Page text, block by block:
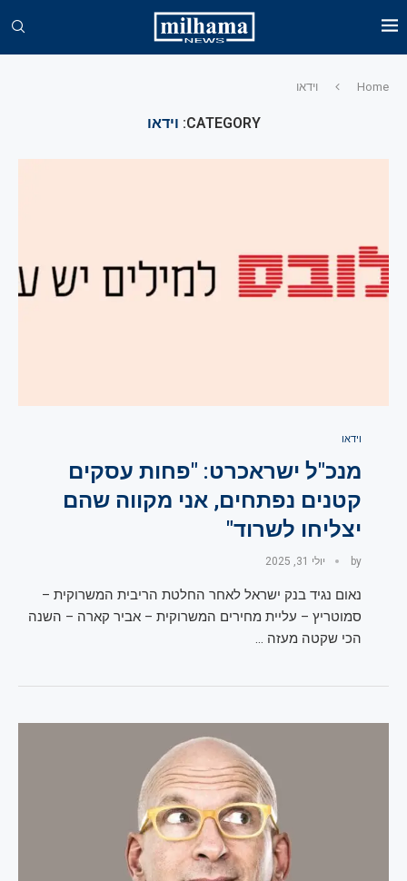
Home וידאו
CATEGORY: וידאו
וידאו
מנכ"ל ישראכרט: "פחות עסקים
קטנים נפתחים, אני מקווה שהם
יצליחו לשרוד"
by יולי 31, 2025
נאום נגיד בנק ישראל לאחר החלטת הריבית המשרוקית –
סמוטריץ – עליית מחירים המשרוקית – אביר קארה – השנה
הכי שקטה מעזה …